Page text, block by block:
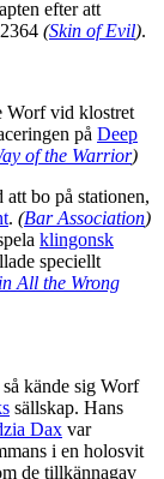
efter att
(Skin of Evil).
Worf vid klostret
på Deep
of the Warrior)
bo på stationen,
. (Bar Association)
klingonsk
speciellt
All the Wrong
kände sig Worf
sällskap. Hans
Dax var
i en holosvit
de tillkännagav